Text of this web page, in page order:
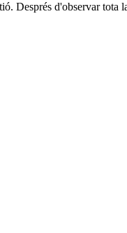
Després d'observar tota